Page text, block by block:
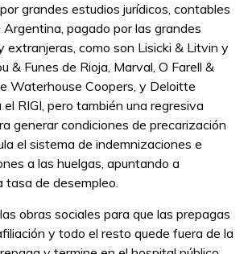
grandes estudios jurídicos, contables
pagado por las grandes
extranjeras, como son Lisicki & Litvin y
& Funes de Rioja, Marval, O Farell &
Waterhouse Coopers, y Deloitte
RIGI, pero también una regresiva
generar condiciones de precarización
el sistema de indemnizaciones e
a las huelgas, apuntando a
tasa de desempleo.
obras sociales para que las prepagas
y todo el resto quede fuera de la